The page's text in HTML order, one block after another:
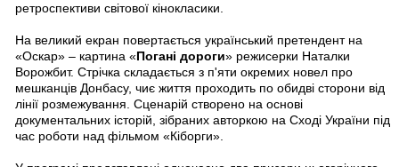
ретроспективи світової кінокласики.
На великий екран повертається український претендент на
«Оскар» – картина «Погані дороги» режисерки Наталки
Ворожбит. Стрічка складається з п'яти окремих новел про
мешканців Донбасу, чиє життя проходить по обидві сторони від
лінії розмежування. Сценарій створено на основі
документальних історій, зібраних авторкою на Сході України під
час роботи над фільмом «Кіборги».